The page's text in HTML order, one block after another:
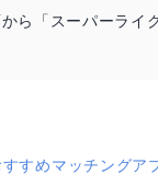
ら「スーパーライ
すすめマッチング